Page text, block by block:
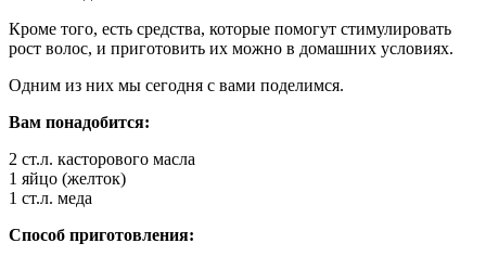
Кроме того, есть средства, которые помогут стимулировать
рост волос, и приготовить их можно в домашних условиях.
Одним из них мы сегодня с вами поделимся.
Вам понадобится:
2 ст.л. касторового масла
1 яйцо (желток)
1 ст.л. меда
Способ приготовления: